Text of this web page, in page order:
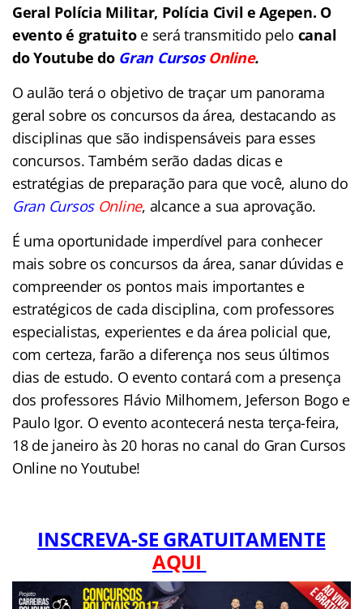
Geral Polícia Militar, Polícia Civil e Agepen. O
evento é gratuitoe será transmitido pelo canal
do Youtube do Gran Cursos Online.
O aulão terá o objetivo de traçar um panorama
geral sobre os concursos da área, destacando as
disciplinas que são indispensáveis para esses
concursos. Também serão dadas dicas e
estratégias de preparação para que você, aluno do
Gran Cursos Online, alcance a sua aprovação.
É uma oportunidade imperdível para conhecer
mais sobre os concursos da área, sanar dúvidas e
compreender os pontos mais importantes e
estratégicos de cada disciplina, com professores
especialistas, experientes e da área policial que,
com certeza, farão a diferença nos seus últimos
dias de estudo. O evento contará com a presença
dos professores Flávio Milhomem, Jeferson Bogo e
Paulo Igor. O evento acontecerá nesta terça-feira,
18 de janeiro às 20 horas no canal do Gran Cursos
Online no Youtube!
INSCREVA-SE GRATUITAMENTE
AQUI